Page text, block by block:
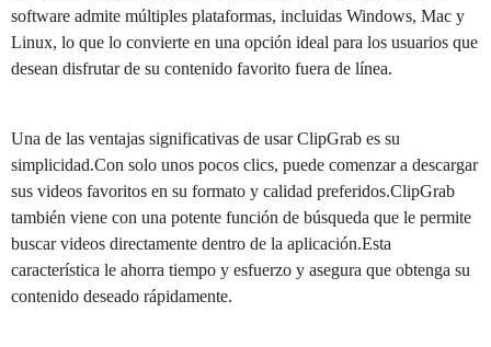
software admite múltiples plataformas, incluidas Windows, Mac y
Linux, lo que lo convierte en una opción ideal para los usuarios que
desean disfrutar de su contenido favorito fuera de línea.
Una de las ventajas significativas de usar ClipGrab es su
simplicidad.Con solo unos pocos clics, puede comenzar a descargar
sus videos favoritos en su formato y calidad preferidos.ClipGrab
también viene con una potente función de búsqueda que le permite
buscar videos directamente dentro de la aplicación.Esta
característica le ahorra tiempo y esfuerzo y asegura que obtenga su
contenido deseado rápidamente.